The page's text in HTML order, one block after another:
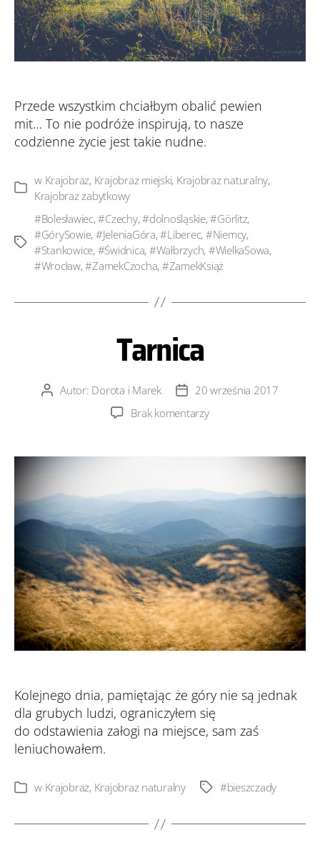
Przede wszystkim chciałbym obalić pewien
mit… To nie podróże inspirują, to nasze
codzienne życie jest takie nudne.
Kategorie
w Krajobraz, Krajobraz miejski, Krajobraz naturalny,
Krajobraz zabytkowy
Tagi
#Bolesławiec,#Czechy,#dolnośląskie,#Görlitz,
#GórySowie, #JeleniaGóra,#Liberec, #Niemcy,
#Stankowice, #Świdnica, #Wałbrzych, #WielkaSowa,
#Wrocław,#ZamekCzocha, #ZamekKsiąż
Tarnica
AutorAutor: Dorota i Marek
Data20 września 2017
Brak komentarzydo
Kolejnego dnia, pamiętając że góry nie są jednak
dla grubych ludzi, ograniczyłem się
do odstawienia załogi na miejsce, sam zaś
leniuchowałem.
Kategorie
w Krajobraz, Krajobraz naturalny Tagi #bieszczady